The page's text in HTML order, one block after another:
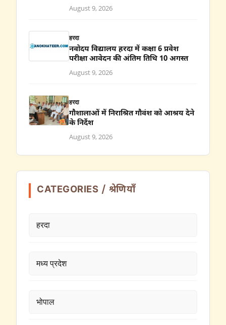
August 9, 2026
हरदा
नवोदय विद्यालय हरदा में कक्षा 6 प्रवेश
परीक्षा आवेदन की अंतिम तिथि 10 अगस्त
August 9, 2026
हरदा
गौशालाओं में निराश्रित गौवंश को आश्रय देने
के निर्देश
August 9, 2026
CATEGORIES / श्रेणियाँ
हरदा
मध्य प्रदेश
भोपाल